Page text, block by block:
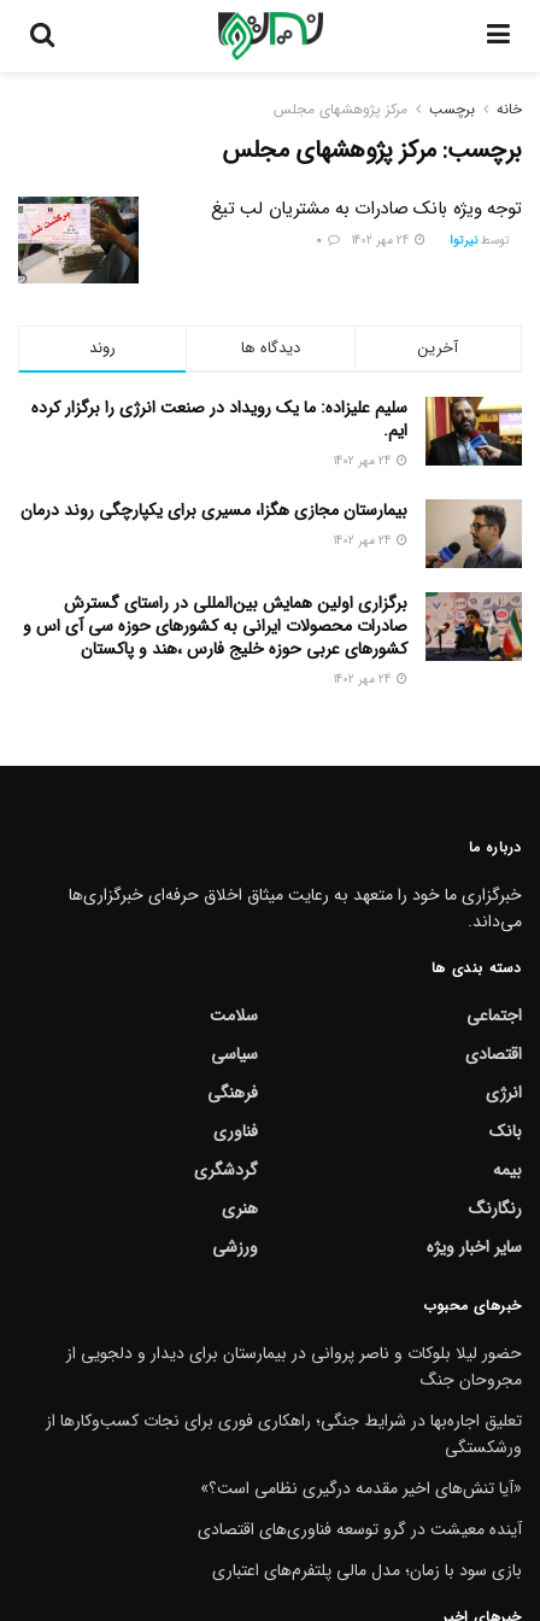
خانه برچسب مرکز پژوهشهای مجلس
برچسب:مرکز پژوهشهای مجلس
توجه ویژه بانک صادرات به مشتریان لب تیغ
توسط نیرتوا
روند دیدگاه ها آخرین
سلیم علیزاده: ما یک رویداد در صنعت انرژی را برگزار کرده
ایم.
بیمارستان مجازی هگزا، مسیری برای یکپارچگی روند درمان
برگزاری اولین همایش بین‌المللی در راستای گسترش
صادرات محصولات ایرانی به کشورهای حوزه سی آی اس و
کشورهای عربی حوزه خلیج فارس ،هند و پاکستان
درباره ما
خبرگزاری ما خود را متعهد به رعایت میثاق اخلاق حرفه‌ای خبرگزاری‌ها
می‌داند.
دسته بندی ها
اجتماعی
اقتصادی
انرژی
بانک
بیمه
رنگارنگ
سایر اخبار ویژه
سلامت
سیاسی
فرهنگی
فناوری
گردشگری
هنری
ورزشی
خبرهای محبوب
حضور لیلا بلوکات و ناصر پروانی در بیمارستان برای دیدار و دلجویی از
مجروحان جنگ
تعلیق اجاره‌بها در شرایط جنگی؛ راهکاری فوری برای نجات کسب‌وکارها از
ورشکستگی
«آیا تنش‌های اخیر مقدمه درگیری نظامی است؟»
آینده معیشت در گرو توسعه فناوری‌های اقتصادی
بازی سود با زمان؛ مدل مالی پلتفرم‌های اعتباری
خبرهای اخیر